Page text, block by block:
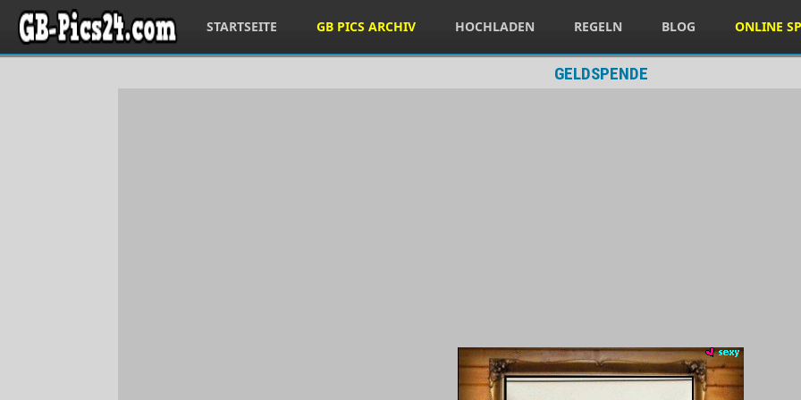
STARTSEITE GB PICS ARCHIV HOCHLADEN REGELN BLOG ONLINE
GELDSPENDE